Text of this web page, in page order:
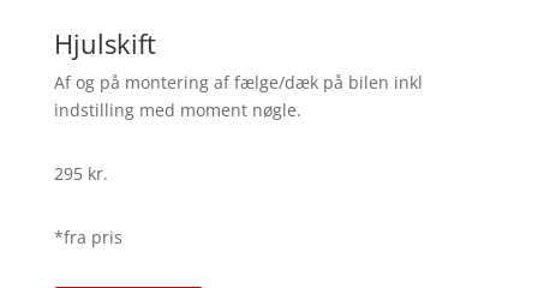
Hjulskift
Af og på montering af fælge/dæk på bilen inkl
indstilling med moment nøgle.
295 kr.
*fra pris